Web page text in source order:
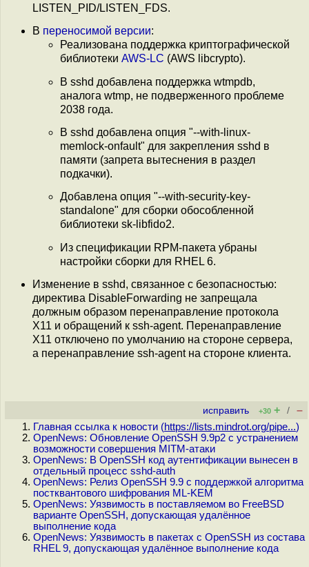
LISTEN_PID/LISTEN_FDS.
В переносимой версии:
Реализована поддержка криптографической
библиотеки AWS-LC (AWS libcrypto).
В sshd добавлена поддержка wtmpdb,
аналога wtmp, не подверженного проблеме
2038 года.
В sshd добавлена опция "--with-linux-
memlock-onfault" для закрепления sshd в
памяти (запрета вытеснения в раздел
подкачки).
Добавлена опция "--with-security-key-
standalone" для сборки обособленной
библиотеки sk-libfido2.
Из спецификации RPM-пакета убраны
настройки сборки для RHEL 6.
Изменение в sshd, связанное с безопасностью:
директива DisableForwarding не запрещала
должным образом перенаправление протокола
X11 и обращений к ssh-agent. Перенаправление
X11 отключено по умолчанию на стороне сервера,
а перенаправление ssh-agent на стороне клиента.
исправить +30 + / –
Главная ссылка к новости (https://lists.mindrot.org/pipe...)
OpenNews: Обновление OpenSSH 9.9p2 с устранением
возможности совершения MITM-атаки
OpenNews: В OpenSSH код аутентификации вынесен в
отдельный процесс sshd-auth
OpenNews: Релиз OpenSSH 9.9 с поддержкой алгоритма
постквантового шифрования ML-KEM
OpenNews: Уязвимость в поставляемом во FreeBSD
варианте OpenSSH, допускающая удалённое
выполнение кода
OpenNews: Уязвимость в пакетах с OpenSSH из состава
RHEL 9, допускающая удалённое выполнение кода